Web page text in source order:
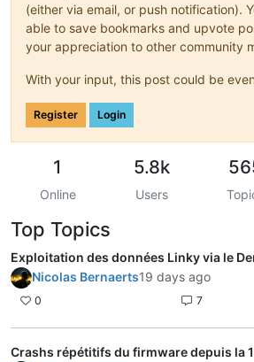
(either via email, or push notification).
able to save bookmarks and upvote
your appreciation to other community
With your input, this post could be
Register Login
1
Online
5.8k
Users
Top Topics
Exploitation des données Linky via le
Nicolas Bernaerts19 days ago
0 7
Crashs répétitifs du firmware depuis la